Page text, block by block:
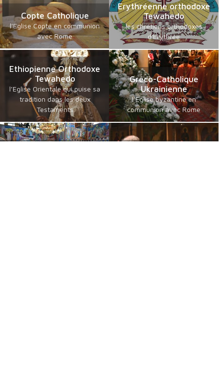
Copte Catholique
l’Eglise Copte en communion
avec Rome
Erythréenne orthodoxe
Tewahedo
les chrétiens orthodoxes
d'Erythrée
Ethiopienne Orthodoxe
Tewahedo
l’Eglise Orientale qui puise sa
tradition dans les deux
Testaments
Gréco-Catholique
Ukrainienne
l’Eglise byzantine en
communion avec Rome